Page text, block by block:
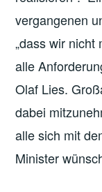
vergangenen
„dass wir
alle
Olaf Lies.
dabei
alle sich mit
Minister